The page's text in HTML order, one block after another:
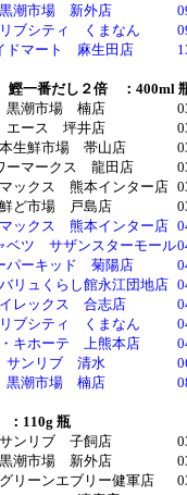
黒潮市場 新外店
ブシティ くまなん
ドマート 麻生田店
一番だし２倍 ：400ml
黒潮市場 楠店
エース 坪井店
生鮮市場 帯山店
ーマークス 龍田店
マックス 熊本インター店
鮮ど市場 戸島店
マックス 熊本インター店
ベツ サザンスターモール
パーキッド 菊陽店
リュくらし館永江団地店
レックス 合志店
ブシティ くまなん
・キホーテ 上熊本店
サンリブ 清水
黒潮市場 楠店
110g 瓶
サンリブ 子飼店
黒潮市場 新外店
リーンエブリー健軍店